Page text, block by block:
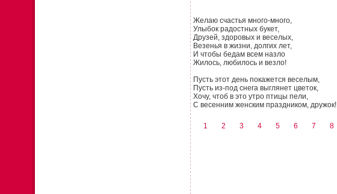
Желаю счастья много-много,
Улыбок радостных букет,
Друзей, здоровых и веселых,
Везенья в жизни, долгих лет,
И чтобы бедам всем назло
Жилось, любилось и везло!
Пусть этот день покажется веселым,
Пусть из-под снега выглянет цветок,
Хочу, чтоб в это утро птицы пели,
С весенним женским праздником, дружок!
1 2 3 4 5 6 7 8